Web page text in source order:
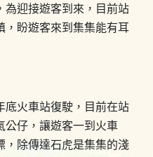
為迎接遊客到來，目前站
，盼遊客來到集集能有耳
底火車站復駛，目前在站
公仔，讓遊客一到火車
，除傳達石虎是集集的淺